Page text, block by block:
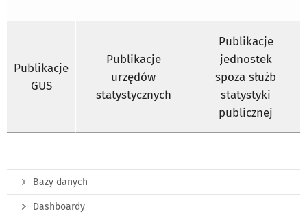
Publikacje
GUS
Publikacje
urzędów
statystycznych
Publikacje
jednostek
spoza służb
statystyki
publicznej
Bazy danych
Dashboardy